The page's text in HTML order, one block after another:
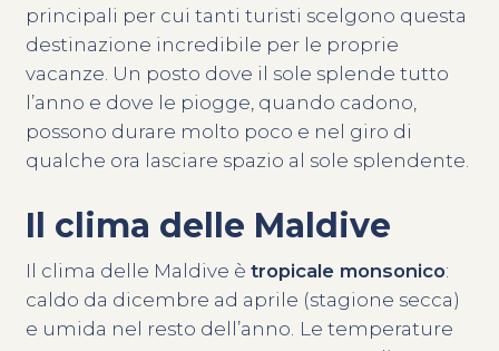
principali per cui tanti turisti scelgono questa
destinazione incredibile per le proprie
vacanze. Un posto dove il sole splende tutto
l’anno e dove le piogge, quando cadono,
possono durare molto poco e nel giro di
qualche ora lasciare spazio al sole splendente.
Il clima delle Maldive
Il clima delle Maldive è tropicale monsonico:
caldo da dicembre ad aprile (stagione secca)
e umida nel resto dell’anno. Le temperature